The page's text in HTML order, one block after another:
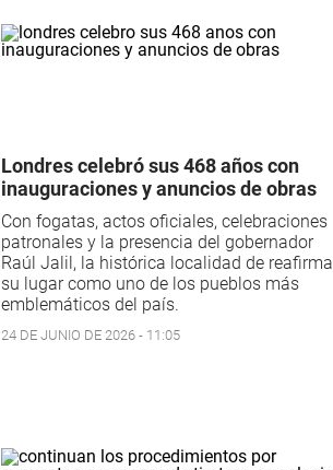
Londres celebró sus 468 años con
inauguraciones y anuncios de obras
Con fogatas, actos oficiales, celebraciones
patronales y la presencia del gobernador
Raúl Jalil, la histórica localidad de reafirma
su lugar como uno de los pueblos más
emblemáticos del país.
24 DE JUNIO DE 2026 - 11:05